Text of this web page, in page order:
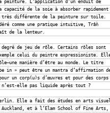
peinture. L’application d’un enduit de
capacité de la soie à absorber
très différente de la peinture sur toile.
comme une pratique intuitive, Trần
de la lenteur.
degré de jeu de rôle. Certains rôles sont
celui du peintre expressioniste.
manière d’être au monde. Le titre
in » peut être un mantra d’affirmation
un corp(u)s d’œuvres et pour des corps
elle pas liquide après tout ?
Elle a fait des études en arts
et à l’Elam School of Fine Arts,